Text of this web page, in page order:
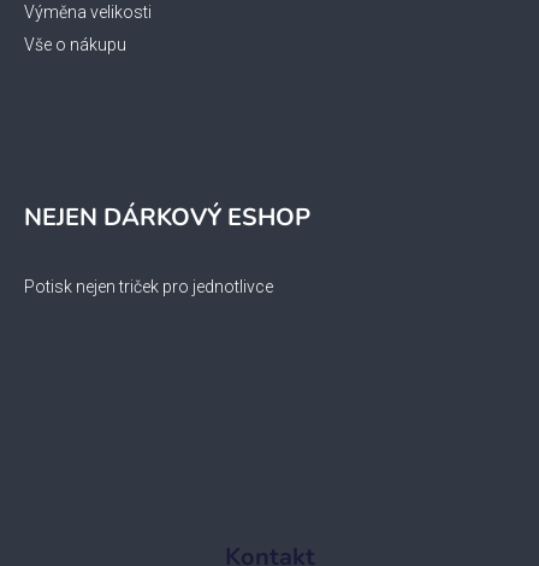
Výměna velikosti
Vše o nákupu
NEJEN DÁRKOVÝ ESHOP
Potisk nejen triček pro jednotlivce
Kontakt